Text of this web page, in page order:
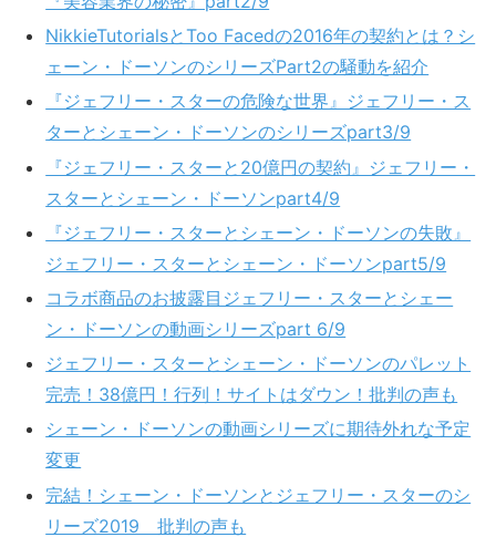
NikkieTutorialsとToo Facedの2016年の契約とは？シ
ェーン・ドーソンのシリーズPart2の騒動を紹介
『ジェフリー・スターの危険な世界』ジェフリー・ス
ターとシェーン・ドーソンのシリーズpart3/9
『ジェフリー・スターと20億円の契約』ジェフリー・
スターとシェーン・ドーソンpart4/9
『ジェフリー・スターとシェーン・ドーソンの失敗』
ジェフリー・スターとシェーン・ドーソンpart5/9
コラボ商品のお披露目ジェフリー・スターとシェー
ン・ドーソンの動画シリーズpart 6/9
ジェフリー・スターとシェーン・ドーソンのパレット
完売！38億円！行列！サイトはダウン！批判の声も
シェーン・ドーソンの動画シリーズに期待外れな予定
変更
完結！シェーン・ドーソンとジェフリー・スターのシ
リーズ2019 批判の声も